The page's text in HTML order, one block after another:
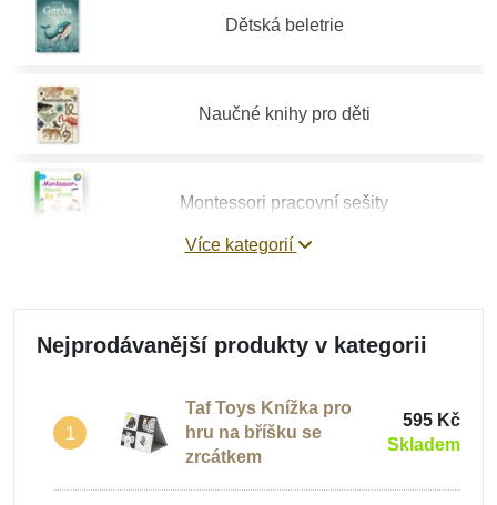
Dětská beletrie
Naučné knihy pro děti
Montessori pracovní sešity
Více kategorií
Nejprodávanější produkty v kategorii
1
Taf Toys Knížka pro
hru na bříšku se
zrcátkem
595 Kč
Skladem